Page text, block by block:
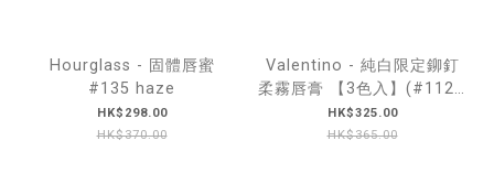
Hourglass - 固體唇蜜
#135 haze
HK$298.00
HK$370.00
Valentino - 純白限定鉚釘
柔霧唇膏 【3色入】(#112A
/ #122R / #134R)
HK$325.00
HK$365.00